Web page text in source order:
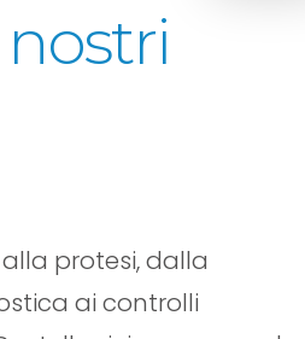
protesi, dalla
ai controlli